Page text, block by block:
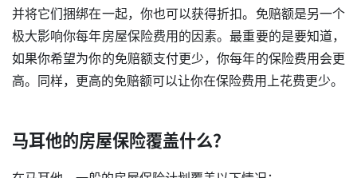
并将它们捆绑在一起，你也可以获得折扣。免赔额是另一个
极大影响你每年房屋保险费用的因素。最重要的是要知道，
如果你希望为你的免赔额支付更少，你每年的保险费用会更
高。同样，更高的免赔额可以让你在保险费用上花费更少。
马耳他的房屋保险覆盖什么？